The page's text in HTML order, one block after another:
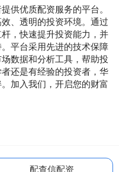
供优质配资服务的平台。
、透明的投资环境。通过
，快速提升投资能力，并
平台采用先进的技术保障
数据和分析工具，帮助投
还是有经验的投资者，华
加入我们，开启您的财富
配查信配资